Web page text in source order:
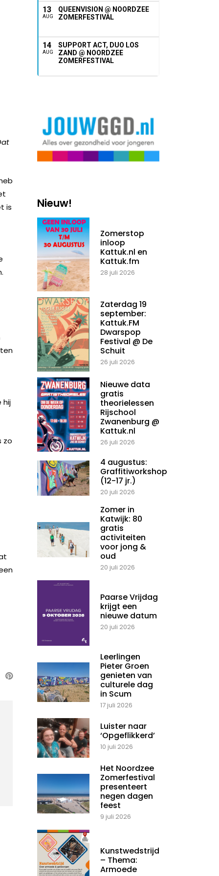
is
hij
zo
13
AUG
QUEENVISION @ NOORDZEE
ZOMERFESTIVAL
14
AUG
SUPPORT ACT, DUO LOS
ZAND @ NOORDZEE
ZOMERFESTIVAL
Nieuw!
Zomerstop
inloop
Kattuk.nl en
Kattuk.fm
28 juli 2026
Zaterdag 19
september:
Kattuk.FM
Dwarspop
Festival @ De
Schuit
26 juli 2026
Nieuwe data
gratis
theorielessen
Rijschool
Zwanenburg @
Kattuk.nl
26 juli 2026
4 augustus:
Graffitiworkshop
(12-17 jr.)
20 juli 2026
Zomer in
Katwijk: 80
gratis
activiteiten
voor jong &
oud
20 juli 2026
Paarse Vrijdag
krijgt een
nieuwe datum
20 juli 2026
Leerlingen
Pieter Groen
genieten van
culturele dag
in Scum
17 juli 2026
Luister naar
‘Opgeflikkerd’
10 juli 2026
Het Noordzee
Zomerfestival
presenteert
negen dagen
feest
9 juli 2026
Kunstwedstrijd
– Thema:
Armoede